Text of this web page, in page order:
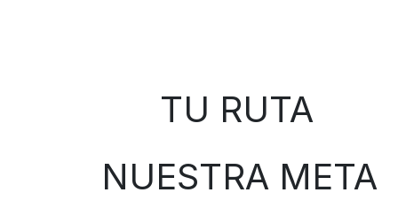
TU RUTA
NUESTRA META